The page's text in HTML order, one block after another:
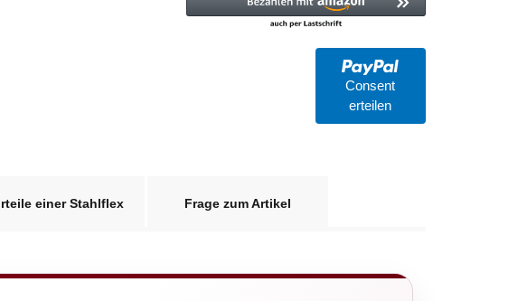
Consent
erteilen
einer Stahlflex Frage zum Artikel